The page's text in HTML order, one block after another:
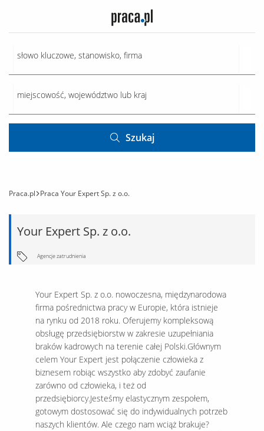
Szukaj
Praca.pl Praca Your Expert Sp. z o.o.
Your Expert Sp. z o.o.
Agencje zatrudnienia
Your Expert Sp. z o.o. nowoczesna, międzynarodowa
firma pośrednictwa pracy w Europie, która istnieje
na rynku od 2018 roku. Oferujemy kompleksową
obsługę przedsiębiorstw w zakresie uzupełniania
braków kadrowych na terenie całej Polski.Głównym
celem Your Expert jest połączenie człowieka z
biznesem robiąc wszystko aby zdobyć zaufanie
zarówno od człowieka, i też od
przedsiębiorcy.Jesteśmy elastycznym zespołem,
gotowym dostosować się do indywidualnych potrzeb
naszych klientów. Ale czego nam wciąż brakuje?